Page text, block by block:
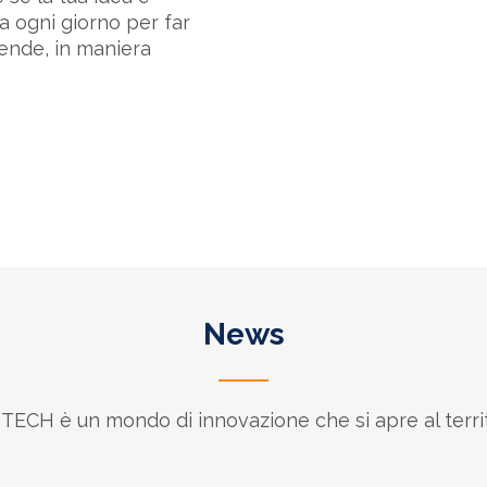
ogni giorno per far
in maniera
News
è un mondo di innovazione che si apre al